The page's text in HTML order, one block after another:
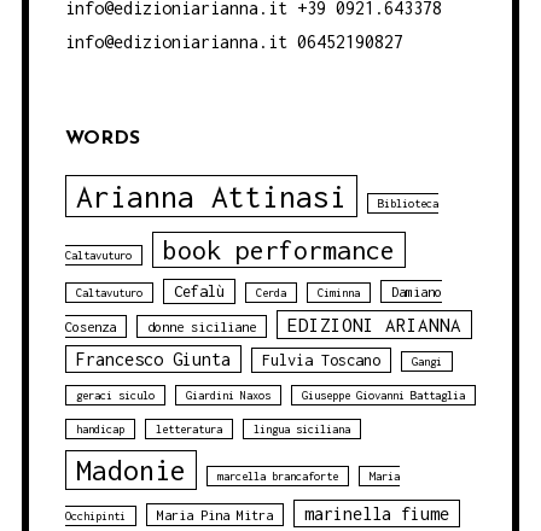
info@edizioniarianna.it +39 0921.643378
info@edizioniarianna.it 06452190827
WORDS
Arianna Attinasi Biblioteca
Caltavuturo book performance
Caltavuturo Cefalù Cerda Ciminna Damiano
Cosenza donne siciliane EDIZIONI ARIANNA
Francesco Giunta Fulvia Toscano Gangi
geraci siculo Giardini Naxos Giuseppe Giovanni Battaglia
handicap letteratura lingua siciliana
Madonie marcella brancaforte Maria
Occhipinti Maria Pina Mitra marinella fiume